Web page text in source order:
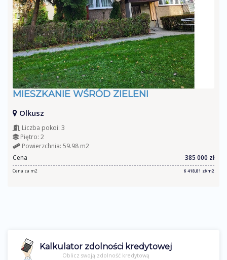
MIESZKANIE WŚRÓD ZIELENI
Olkusz
Liczba pokoi: 3
Piętro: 2
Powierzchnia: 59.98 m2
Cena
385 000 zł
Cena za m2 6 418,81 zł/m2
Kalkulator zdolności kredytowej
Oblicz swoją zdolność kredytową